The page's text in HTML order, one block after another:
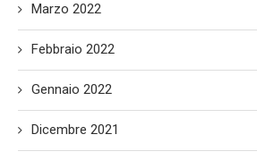
Marzo 2022
Febbraio 2022
Gennaio 2022
Dicembre 2021